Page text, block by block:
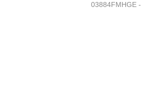
03884FMHGE -